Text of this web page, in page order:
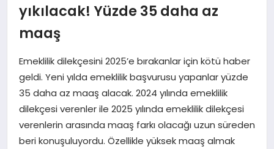
MAGAZIN
SAĞLIK
SIYASET
SPOR
yıkılacak! Yüzde 35 daha az
maaş
Emeklilik dilekçesini 2025’e bırakanlar için kötü haber
geldi. Yeni yılda emeklilik başvurusu yapanlar yüzde
35 daha az maaş alacak. 2024 yılında emeklilik
dilekçesi verenler ile 2025 yılında emeklilik dilekçesi
verenlerin arasında maaş farkı olacağı uzun süreden
beri konuşuluyordu. Özellikle yüksek maaş almak